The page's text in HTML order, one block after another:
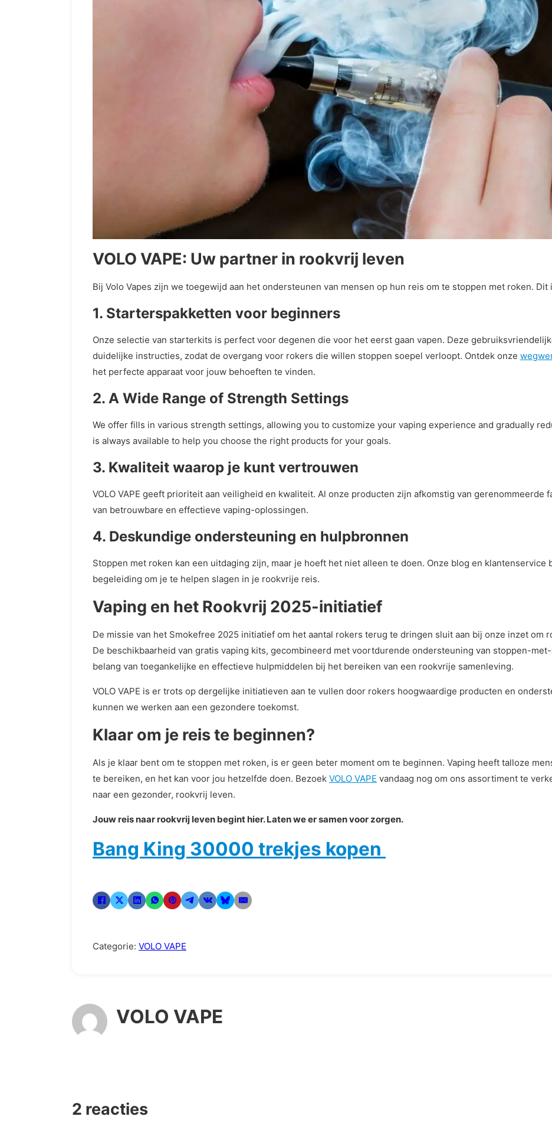
VOLO VAPE: Uw partner in rookvrij leven
Bij Volo Vapes zijn we toegewijd aan het ondersteunen van mensen op hun reis om te stoppen met roken.
1. Starterspakketten voor beginners
Onze selectie van starterkits is perfect voor degenen die voor het eerst gaan vapen. Deze
duidelijke instructies, zodat de overgang voor rokers die willen stoppen soepel verloopt. Ontdek onze
het perfecte apparaat voor jouw behoeften te vinden.
2. A Wide Range of Strength Settings
We offer fills in various strength settings, allowing you to customize your vaping experience and gradually
is always available to help you choose the right products for your goals.
3. Kwaliteit waarop je kunt vertrouwen
VOLO VAPE geeft prioriteit aan veiligheid en kwaliteit. Al onze producten zijn afkomstig van gerenommeerde
van betrouwbare en effectieve vaping-oplossingen.
4. Deskundige ondersteuning en hulpbronnen
Stoppen met roken kan een uitdaging zijn, maar je hoeft het niet alleen te doen. Onze blog en klantenservice
begeleiding om je te helpen slagen in je rookvrije reis.
Vaping en het Rookvrij 2025-initiatief
De missie van het Smokefree 2025 initiatief om het aantal rokers terug te dringen sluit aan bij onze inzet om
De beschikbaarheid van gratis vaping kits, gecombineerd met voortdurende ondersteuning van stoppen-
belang van toegankelijke en effectieve hulpmiddelen bij het bereiken van een rookvrije samenleving.
VOLO VAPE is er trots op dergelijke initiatieven aan te vullen door rokers hoogwaardige producten en
kunnen we werken aan een gezondere toekomst.
Klaar om je reis te beginnen?
Als je klaar bent om te stoppen met roken, is er geen beter moment om te beginnen. Vaping heeft talloze
te bereiken, en het kan voor jou hetzelfde doen. Bezoek VOLO VAPE vandaag nog om ons assortiment te
naar een gezonder, rookvrij leven.
Jouw reis naar rookvrij leven begint hier. Laten we er samen voor zorgen.
Bang King 30000 trekjes kopen
Categorie: VOLO VAPE
VOLO VAPE
2 reacties